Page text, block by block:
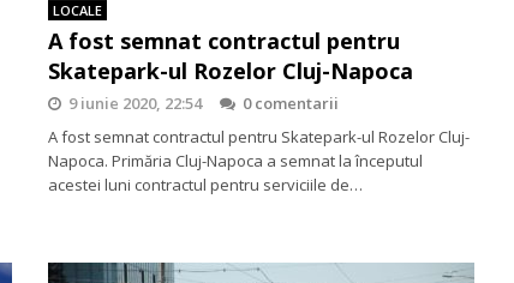
LOCALE
A fost semnat contractul pentru
Skatepark-ul Rozelor Cluj-Napoca
9 iunie 2020, 22:54
0 comentarii
A fost semnat contractul pentru Skatepark-ul Rozelor Cluj-
Napoca. Primăria Cluj-Napoca a semnat la începutul
acestei luni contractul pentru serviciile de…